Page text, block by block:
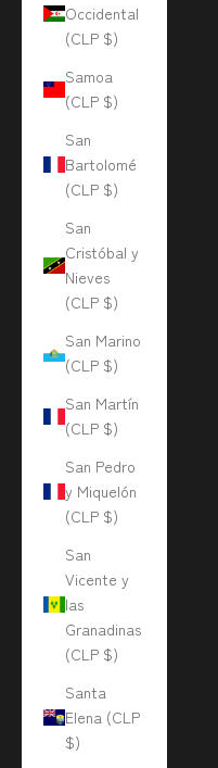
Occidental
(CLP $)
Samoa
(CLP $)
San
Bartolomé
(CLP $)
San
Cristóbal y
Nieves
(CLP $)
San Marino
(CLP $)
San Martín
(CLP $)
San Pedro
y Miquelón
(CLP $)
San
Vicente y
las
Granadinas
(CLP $)
Santa
Elena (CLP
$)